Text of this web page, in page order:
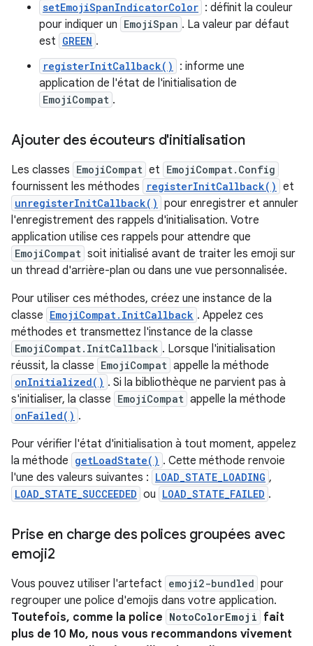
setEmojiSpanIndicatorColor : définit la couleur
pour indiquer un EmojiSpan . La valeur par défaut
est GREEN .
registerInitCallback()
: informe une
application de l'état de l'initialisation de
EmojiCompat .
Ajouter des écouteurs d'initialisation
Les classes EmojiCompat et EmojiCompat.Config
fournissent les méthodes registerInitCallback() et
unregisterInitCallback() pour enregistrer et annuler
l'enregistrement des rappels d'initialisation. Votre
application utilise ces rappels pour attendre que
EmojiCompat soit initialisé avant de traiter les emoji sur
un thread d'arrière-plan ou dans une vue personnalisée.
Pour utiliser ces méthodes, créez une instance de la
classe EmojiCompat.InitCallback . Appelez ces
méthodes et transmettez l'instance de la classe
EmojiCompat.InitCallback . Lorsque l'initialisation
réussit, la classe EmojiCompat appelle la méthode
onInitialized() . Si la bibliothèque ne parvient pas à
s'initialiser, la classe EmojiCompat appelle la méthode
onFailed() .
Pour vérifier l'état d'initialisation à tout moment, appelez
la méthode getLoadState() . Cette méthode renvoie
l'une des valeurs suivantes : LOAD_STATE_LOADING ,
LOAD_STATE_SUCCEEDED ou LOAD_STATE_FAILED .
Prise en charge des polices groupées avec
emoji2
Vous pouvez utiliser l'artefact emoji2-bundled pour
regrouper une police d'emojis dans votre application.
Toutefois, comme la police NotoColorEmoji fait
plus de 10 Mo, nous vous recommandons vivement